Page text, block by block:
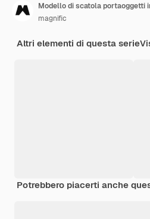
Modello di scatola portaoggetti
magnific
Altri elementi di questa serie
Potrebbero piacerti anche